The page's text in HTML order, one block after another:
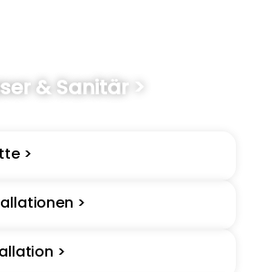
& Sanitär >
>
>
>